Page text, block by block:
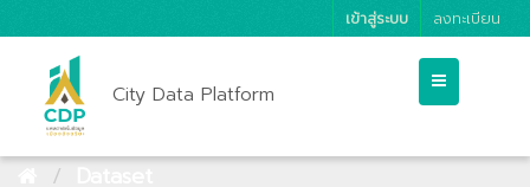
เข้าสู่ระบบ ลงทะเบียน
City Data Platform